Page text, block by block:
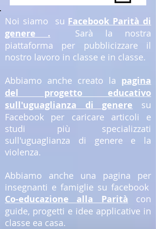
Noi siamo su Facebook Parità di
genere
.
Sarà la nostra
piattaforma per pubblicizzare il
nostro lavoro in classe e in classe.
Abbiamo anche creato la pagina
del progetto educativo
sull'uguaglianza di genere su
Facebook per caricare articoli e
studi più specializzati
sull'uguaglianza di genere e la
violenza.
Abbiamo anche una pagina per
insegnanti e famiglie su facebook
Co-educazione alla Parità con
guide, progetti e idee applicative in
classe ea casa.